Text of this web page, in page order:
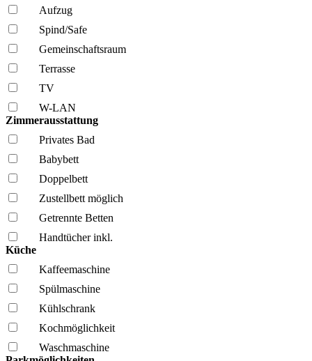
Aufzug
Spind/Safe
Gemeinschafts­raum
Terrasse
TV
W-LAN
Zimmerausstattung
Privates Bad
Babybett
Doppelbett
Zustellbett möglich
Getrennte Betten
Handtücher inkl.
Küche
Kaffee­maschine
Spül­maschine
Kühl­schrank
Kochmöglich­keit
Wasch­maschine